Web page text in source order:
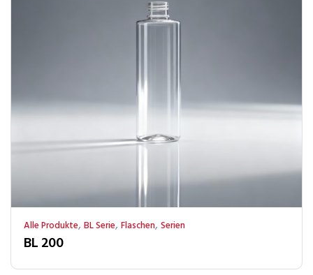
Alle Produkte, BL Serie, Flaschen, Serien
BL 200